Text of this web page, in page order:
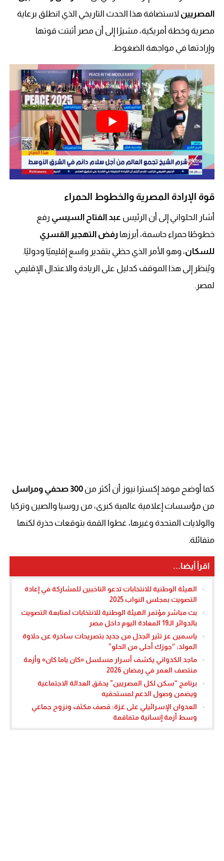
المصريين لاستضافة هذا الحدث التاريخي الذي انطلق برعاية
مصرية وخطة أمريكية، مشيرًا إلى أن مصر أثبتت قوتها
وإرادتها في مواجهة الضغوط.
قوة الإرادة المصرية والخطوط الحمراء
أشار الحلواني إلى أن الرئيس عبد الفتاح السيسي رفع
خطوطًا حمراء حاسمة، أبرزها رفض التهجير القسري
للسكان، وهو الأمر الذي حظي بتقدير واسع إقليميًا ودوليًا.
ويُنظر إلى هذا الموقف كدليل على الريادة والاعتدال الإقليمي
لمصر.
كما أوضح موفد إكسترا نيوز أن أكثر من 300 صحفي ومراسل
من مؤسسات إعلامية عالمية كبرى، من روسيا والصين وتركيا
والولايات المتحدة وغيرها، غطوا القمة بتوقعات حذرة لكنها
متفائلة.
اقرأ أيضا...
الهيئة الوطنية للانتخابات تدعو الناخبين للمشاركة في إعادة
التصويت بمجلس النواب 2025
بث مباشر مؤتمر الهيئة الوطنية للانتخابات لمتابعة التصويت
بالدوائر الـ19 المعادة اليوم داخل مصر
ياسمين عز تثير الجدل من جديد بتصريحات ساخرة عن حلاوة
المولد: “جوزك أحلى من الحلو”
ماجد الكدواني يكشف أسرار مسلسل «كان ياما كان» وأزمة
منتصف العمر في رمضان 2026
برنامج “سكن لكل المصريين” يحقق العدالة الاجتماعية
ويضمن وصول الدعم لمستحقيه
العدوان الإسرائيلي على غزة: قصف مكثف ونزوح جماعي
وسط أزمة إنسانية متفاقمة